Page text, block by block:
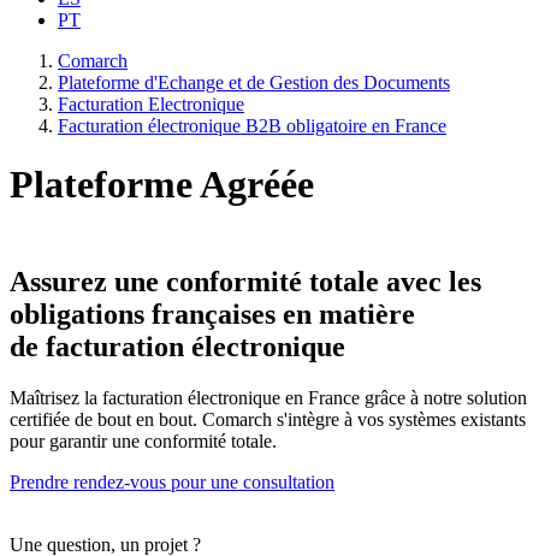
PT
Comarch
Plateforme d'Echange et de Gestion des Documents
Facturation Electronique
Facturation électronique B2B obligatoire en France
Plateforme Agréée
Assurez une conformité totale avec les
obligations françaises en matière
de facturation électronique
Maîtrisez la facturation électronique en France grâce à notre solution
certifiée de bout en bout. Comarch s'intègre à vos systèmes existants
pour garantir une conformité totale.
Prendre rendez-vous pour une consultation
Une question, un projet ?